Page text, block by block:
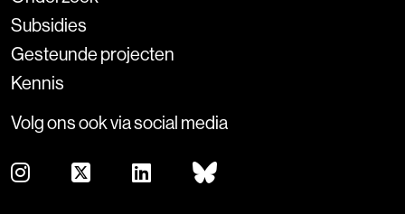
Subsidies
Gesteunde projecten
Kennis
Volg ons ook via social media